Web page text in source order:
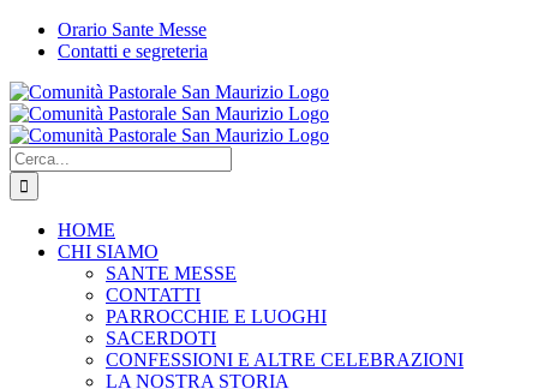
Salta
Orario Sante Messe
Contatti e segreteria
WhatsApp
YouTube
Instagram
Facebook
Cerca
per:
HOME
CHI SIAMO
SANTE MESSE
CONTATTI
PARROCCHIE E LUOGHI
SACERDOTI
CONFESSIONI E ALTRE CELEBRAZIONI
LA NOSTRA STORIA